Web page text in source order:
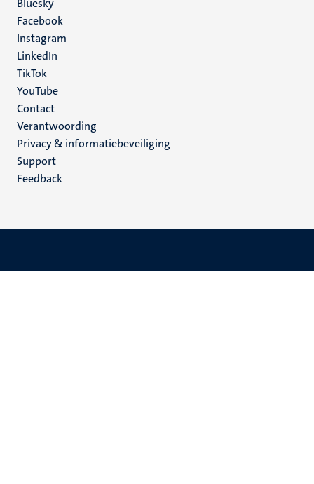
Social
media
Bluesky
Facebook
Instagram
LinkedIn
TikTok
YouTube
Menu
footer
(NL)
Contact
Verantwoording
Privacy & informatiebeveiliging
Support
Feedback